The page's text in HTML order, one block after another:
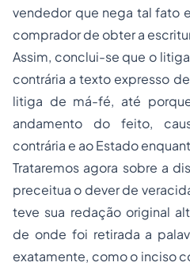
vendedor que nega tal fato
comprador de obter a
Assim, conclui-se que o
contrária a texto expresso
litiga de má-fé, até
andamento do feito,
contrária e ao Estado
Trataremos agora sobre a
preceitua o dever de
teve sua redação original
de onde foi retirada a
exatamente, como o inciso